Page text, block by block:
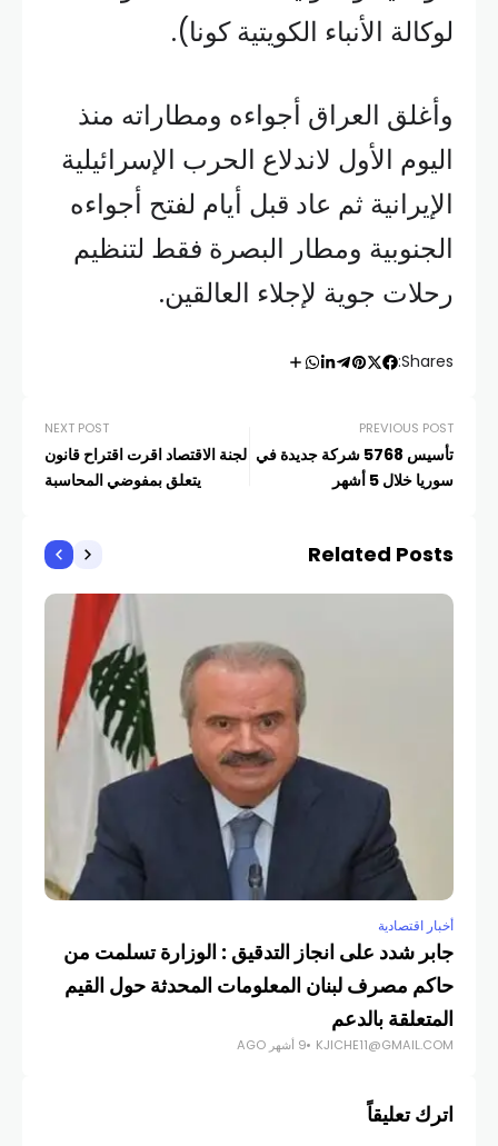
لوكالة الأنباء الكويتية كونا).
وأغلق العراق أجواءه ومطاراته منذ
اليوم الأول لاندلاع الحرب الإسرائيلية
الإيرانية ثم عاد قبل أيام لفتح أجواءه
الجنوبية ومطار البصرة فقط لتنظيم
رحلات جوية لإجلاء العالقين.
Shares:
PREVIOUS POST
تأسيس 5768 شركة جديدة في
سوريا خلال 5 أشهر
NEXT POST
لجنة الاقتصاد اقرت اقتراح قانون
يتعلق بمفوضي المحاسبة
Related Posts
أخبار اقتصادية
جابر شدد على انجاز التدقيق : الوزارة تسلمت من
حاكم مصرف لبنان المعلومات المحدثة حول القيم
المتعلقة بالدعم
KJICHE11@GMAIL.COM 9 أشهر AGO
اترك تعليقاً